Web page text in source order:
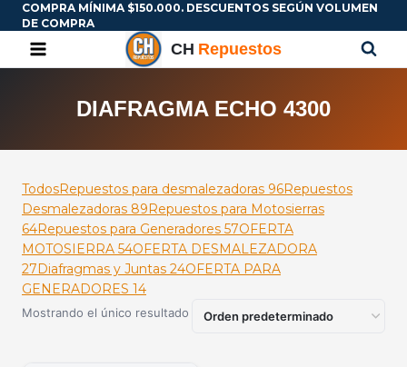
COMPRA MÍNIMA $150.000. DESCUENTOS SEGÚN VOLUMEN
DE COMPRA
DIAFRAGMA ECHO 4300
TodosRepuestos para desmalezadoras 96Repuestos
Desmalezadoras 89Repuestos para Motosierras
64Repuestos para Generadores 57OFERTA
MOTOSIERRA 54OFERTA DESMALEZADORA
27Diafragmas y Juntas 24OFERTA PARA
GENERADORES 14
Mostrando el único resultado